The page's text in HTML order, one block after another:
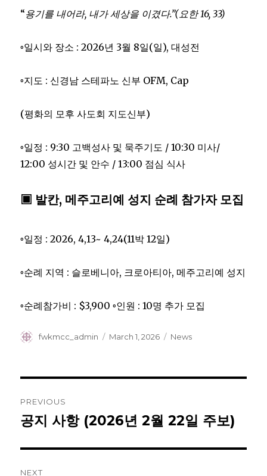
“용기를 내어라, 내가 세상을 이겼다.”( 요한16, 33)
◦일시와 장소 : 2026년 3월 8일(일), 대성전
◦지도 : 신경남 스테파노 신부 OFM, Cap
(평화의 모후 사도회 지도신부)
◦일정 : 9:30 고백성사 및 묵주기도 / 10:30 미사/
12:00 성시간 및 안수 / 13:00 점심 식사
▣ 발칸, 메주고리예 성지 순례 참가자 모집
◦일정 : 2026, 4,13~ 4,24(11박 12일)
◦순례 지역 : 슬로베니아, 크로아티아, 메주고리예 성지
◦순례참가비 : $3,900 ◦인원 : 10명 추가 모집
Author
fwkmcc_admin
Posted
March 1, 2026 Categories
News
navigation
PREVIOUS
Previous
공지 사항 (2026년 2월 22일 주보)
NEXT